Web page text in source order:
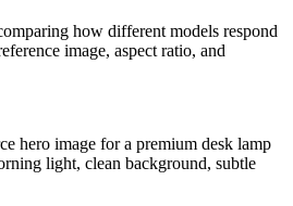
how different models respond
image, aspect ratio, and
hero image for a premium desk lamp
light, clean background, subtle